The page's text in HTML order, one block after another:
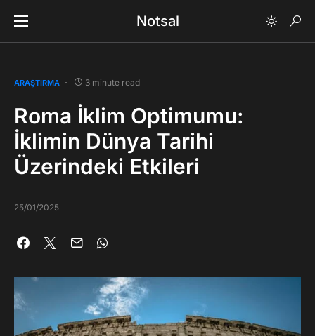
Notsal
ARAŞTIRMA 3 minute read
Roma İklim Optimumu:
İklimin Dünya Tarihi
Üzerindeki Etkileri
25/01/2025